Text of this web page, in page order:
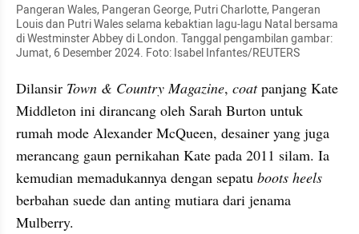
Pangeran Wales, Pangeran George, Putri Charlotte, Pangeran
Louis dan Putri Wales selama kebaktian lagu-lagu Natal bersama
di Westminster Abbey di London. Tanggal pengambilan gambar:
Jumat, 6 Desember 2024. Foto: Isabel Infantes/REUTERS
Dilansir Town & Country Magazine, coat panjang Kate
Middleton ini dirancang oleh Sarah Burton untuk
rumah mode Alexander McQueen, desainer yang juga
merancang gaun pernikahan Kate pada 2011 silam. Ia
kemudian memadukannya dengan sepatu
berbahan suede dan anting mutiara dari jenama
Mulberry.